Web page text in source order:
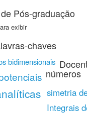
Pós-graduação
exibir
chaves
bidimensionais
simetria
Integrais
números